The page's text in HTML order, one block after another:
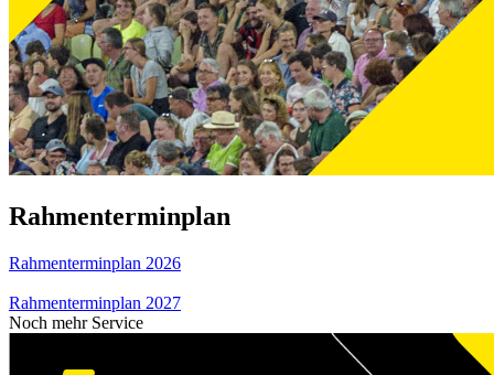
Rahmenterminplan
Rahmenterminplan 2026
Rahmenterminplan 2027
Noch mehr Service